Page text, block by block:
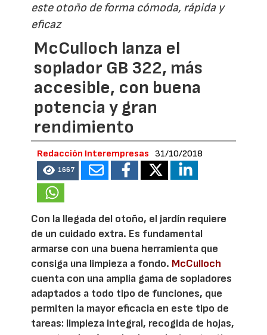
este otoño de forma cómoda, rápida y
eficaz
McCulloch lanza el
soplador GB 322, más
accesible, con buena
potencia y gran
rendimiento
Redacción Interempresas 31/10/2018
1667
Con la llegada del otoño, el jardín requiere
de un cuidado extra. Es fundamental
armarse con una buena herramienta que
consiga una limpieza a fondo. McCulloch
cuenta con una amplia gama de sopladores
adaptados a todo tipo de funciones, que
permiten la mayor eficacia en este tipo de
tareas: limpieza integral, recogida de hojas,